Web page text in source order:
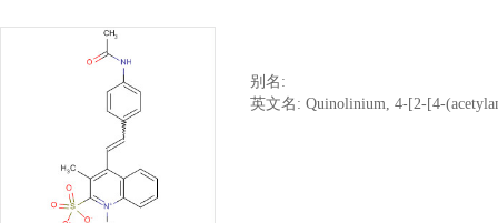
别名:
英文名: Quinolinium, 4-[2-[4-